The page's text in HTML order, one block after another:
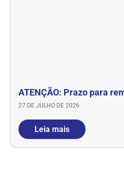
ATENÇÃO: Prazo para
27 DE JULHO DE 2026
Leia mais